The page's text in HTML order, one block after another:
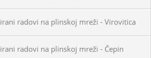
radovi na plinskoj mreži - Virovitica
radovi na plinskoj mreži - Čepin